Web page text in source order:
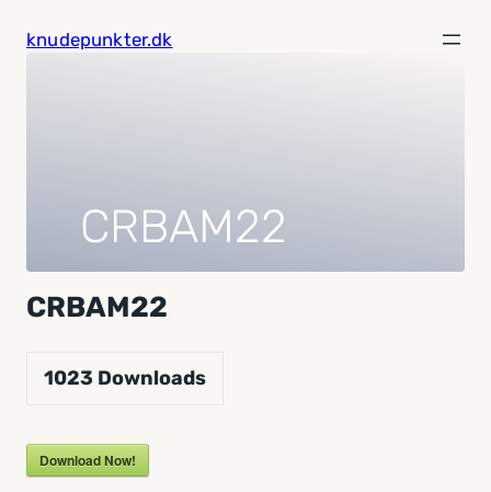
knudepunkter.dk
CRBAM22
CRBAM22
1023 Downloads
Download Now!